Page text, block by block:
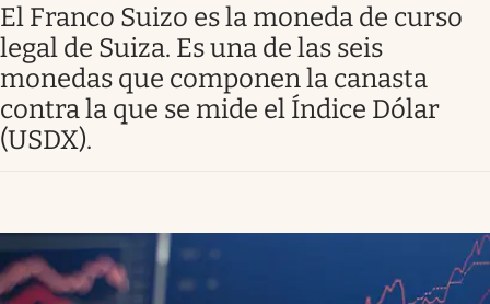
El Franco Suizo es la moneda de curso
legal de Suiza. Es una de las seis
monedas que componen la canasta
contra la que se mide el Índice Dólar
(USDX).